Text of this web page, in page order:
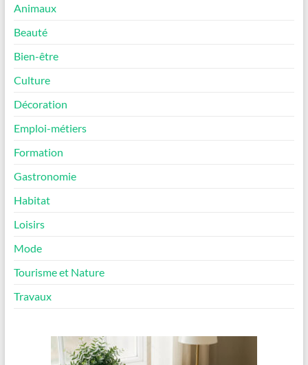
Animaux
Beauté
Bien-être
Culture
Décoration
Emploi-métiers
Formation
Gastronomie
Habitat
Loisirs
Mode
Tourisme et Nature
Travaux